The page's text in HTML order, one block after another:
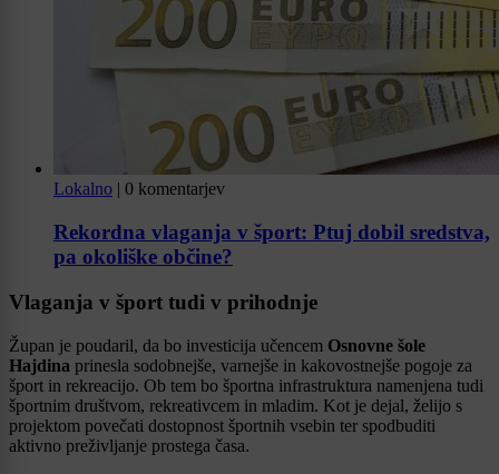
Lokalno | 0 komentarjev
Rekordna vlaganja v šport: Ptuj dobil sredstva,
pa okoliške občine?
Vlaganja v šport tudi v prihodnje
Župan je poudaril, da bo investicija učencem Osnovne šole
Hajdina prinesla sodobnejše, varnejše in kakovostnejše pogoje za
šport in rekreacijo. Ob tem bo športna infrastruktura namenjena tudi
športnim društvom, rekreativcem in mladim. Kot je dejal, želijo s
projektom povečati dostopnost športnih vsebin ter spodbuditi
aktivno preživljanje prostega časa.